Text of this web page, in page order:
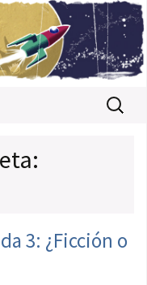
Buscar:
3: ¿Ficción o